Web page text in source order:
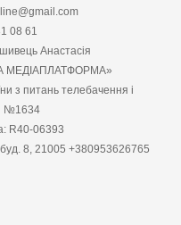
08 61
Анастасія
МЕДІАПЛАТФОРМА»
з питань телебачення і
№1634
R40-06393
8, 21005 +380953626765